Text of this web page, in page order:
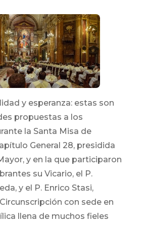
y esperanza: estas son
propuestas a los
la Santa Misa de
General 28, presidida
y en la que participaron
su Vicario, el P.
y el P. Enrico Stasi,
con sede en
llena de muchos fieles